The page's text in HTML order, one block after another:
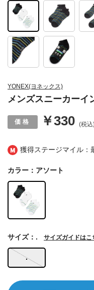
獲得ステージマイル：
YONEX(ヨネックス)
メンズスニーカーイ
￥330 (税込
カラー：アソート
.
サイズ：. サイズガイドはこ